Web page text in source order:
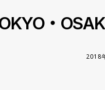
・
2018